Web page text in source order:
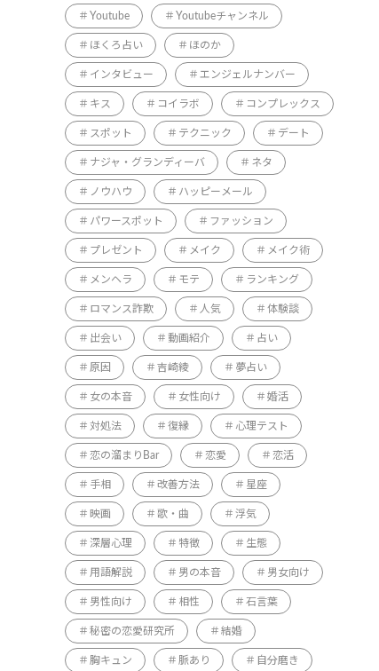
Youtube Youtubeチャンネル
ほくろ占い ほのか
インタビュー エンジェルナンバー
キス コイラボ コンプレックス
スポット テクニック デート
ナジャ・グランディーバ ネタ
ノウハウ ハッピーメール
パワースポット ファッション
プレゼント メイク メイク術
メンヘラ モテ ランキング
ロマンス詐欺 人気 体験談
出会い 動画紹介 占い
原因 吉崎綾 夢占い
女の本音 女性向け 婚活
対処法 復縁 心理テスト
恋の溜まりBar 恋愛 恋活
手相 改善方法 星座
映画 歌・曲 浮気
深層心理 特徴 生態
用語解説 男の本音 男女向け
男性向け 相性 石言葉
秘密の恋愛研究所 結婚
胸キュン 脈あり 自分磨き